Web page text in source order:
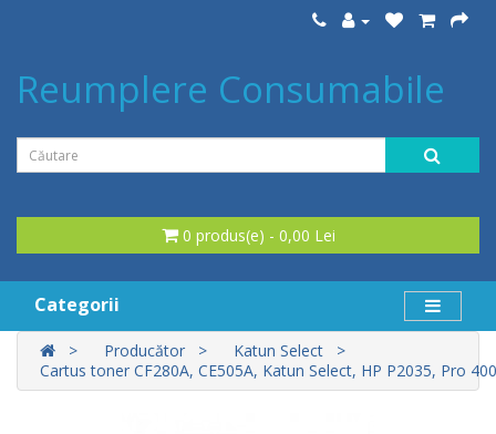
Reumplere Consumabile
0 produs(e) - 0,00 Lei
Categorii
Producător
Katun Select
Cartus toner CF280A, CE505A, Katun Select, HP P2035, Pro